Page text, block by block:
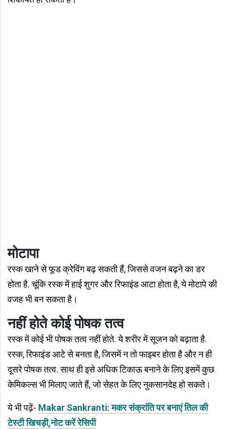
मोटापा
रस्क खाने से फूड क्रेविंग बढ़ सकती हैं, जिससे वजन बढ़ने का डर
होता है. चूंकि रस्क में हाई शुगर और रिफाइंड आटा होता है, ये मोटापे की
वजह भी बन सकता है।
नहीं होते कोई पोषक तत्व
रस्क में कोई भी पोषक तत्व नहीं होते. ये शरीर में सूजन को बढ़ाता है.
रस्क, रिफाइंड आटे से बनता है, जिसमें न तो फाइबर होता है और न ही
दूसरे पोषक तत्व. साथ ही इसे अधिक टिकाऊ बनाने के लिए इसमें कुछ
केमिकल्स भी मिलाए जाते हैं, जो सेहत के लिए नुकसानदेह हो सकते।
ये भी पढ़ें- Makar Sankranti: मकर संक्रांति पर बनाएं तिल की
टेस्टी खिचड़ी,नोट करें रेसिपी